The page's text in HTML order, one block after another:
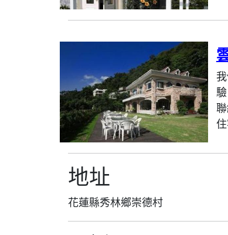
地址
花蓮縣秀林鄉崇德村